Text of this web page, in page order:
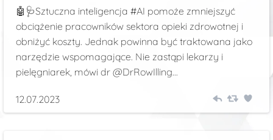
🤖🩺Sztuczna inteligencja #AI pomoże zmniejszyć
obciążenie pracowników sektora opieki zdrowotnej i
obniżyć koszty. Jednak powinna być traktowana jako
narzędzie wspomagające. Nie zastąpi lekarzy i
pielęgniarek, mówi dr @DrRowIlling...
12.07.2023